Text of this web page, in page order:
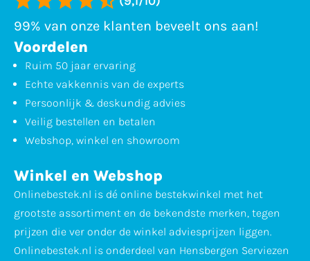
99% van onze klanten beveelt ons aan!
Voordelen
Ruim 50 jaar ervaring
Echte vakkennis van de experts
Persoonlijk & deskundig advies
Veilig bestellen en betalen
Webshop, winkel en showroom
Winkel en Webshop
Onlinebestek.nl is dé online bestekwinkel met het
grootste assortiment en de bekendste merken, tegen
prijzen die ver onder de winkel adviesprijzen liggen.
Onlinebestek.nl is onderdeel van Hensbergen Serviezen